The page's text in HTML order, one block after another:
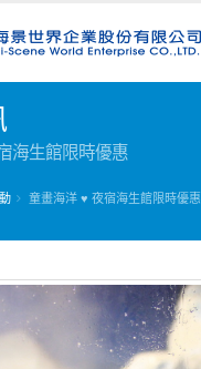
海生館限時優惠
童畫海洋 ♥ 夜宿海生館限時優惠